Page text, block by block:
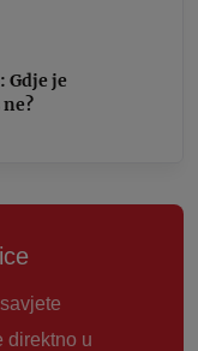
Gdje je
direktno u